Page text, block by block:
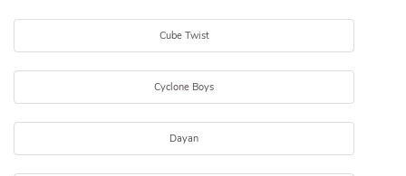
Cube Twist
Cyclone Boys
Dayan